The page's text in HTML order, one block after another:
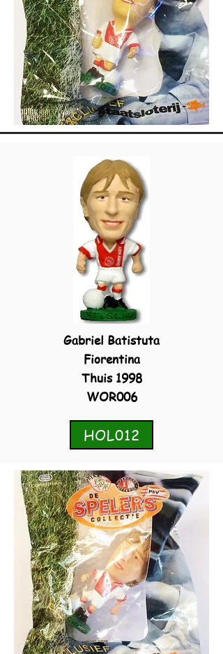
Gabriel Batistuta
Fiorentina
Thuis 1998
WOR006
HOL012